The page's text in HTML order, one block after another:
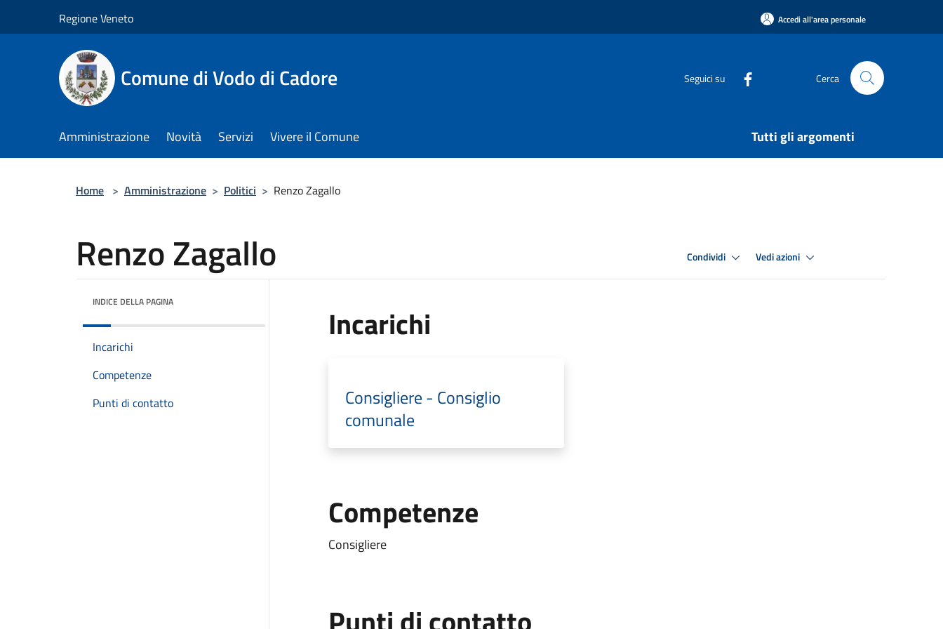
Regione Veneto Accedi all'area personale
Comune di Vodo di Cadore Seguici su Cerca
Amministrazione Novità Servizi Vivere il Comune Tutti gli argomenti
Home > Amministrazione > Politici > Renzo Zagallo
Renzo Zagallo Condividi Vedi azioni
INDICE DELLA PAGINA
Incarichi
Competenze
Punti di contatto
Incarichi
Consigliere - Consiglio
comunale
Competenze
Consigliere